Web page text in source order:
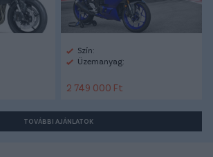
Szín:
Üzemanyag:
2 749 000 Ft
TOVÁBBI AJÁNLATOK